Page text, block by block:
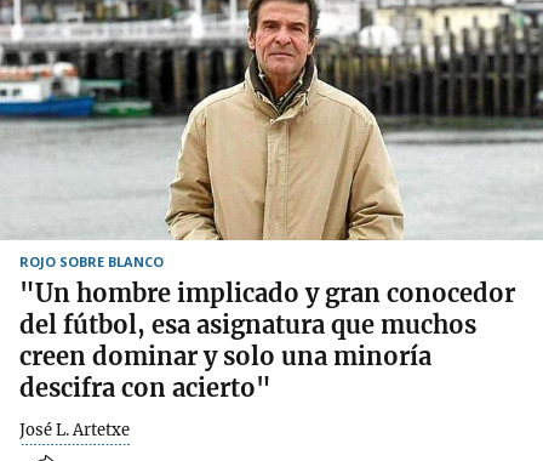
ROJO SOBRE BLANCO
"Un hombre implicado y gran conocedor
del fútbol, esa asignatura que muchos
creen dominar y solo una minoría
descifra con acierto"
José L. Artetxe